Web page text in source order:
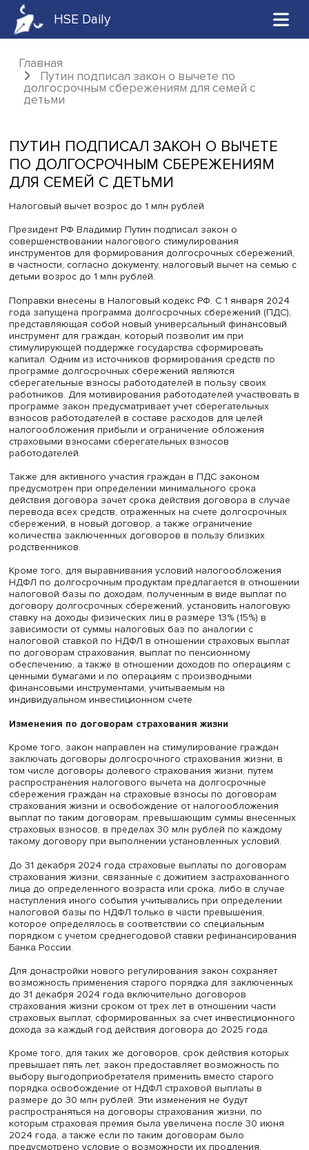
HSE Daily
Главная
Путин подписал закон о вычете по
долгосрочным сбережениям для семей с
ПУТИН ПОДПИСАЛ ЗАКОН О
ПО ДОЛГОСРОЧНЫМ
ДЛЯ СЕМЕЙ С ДЕТЬМИ
Налоговый вычет возрос до 1 млн рублей
Президент РФ Владимир Путин подписал закон о
совершенствовании налогового стимулирования
в частности, согласно документу, налоговый вычет на
детьми возрос до 1 млн рублей.
Поправки внесены в Налоговый кодекс РФ. С 1 января
года запущена программа долгосрочных сбережений
представляющая собой новый универсальный
инструмент для граждан, который позволит им при
стимулирующей поддержке государства сформировать
капитал. Одним из источников формирования средств
программе долгосрочных сбережений являются
сберегательные взносы работодателей в пользу своих
работников. Для мотивирования работодателей
взносов работодателей в составе расходов для целей
налогообложения прибыли и ограничение обложения
страховыми взносами сберегательных взносов
работодателей.
Также для активного участия граждан в ПДС законом
действия договора зачет срока действия договора в
перевода всех средств, отраженных на счете
сбережений, в новый договор, а также ограничение
количества заключенных договоров в пользу близких
родственников.
Кроме того, для выравнивания условий
НДФЛ по долгосрочным продуктам предлагается в
налоговой базы по доходам, полученным в виде
договору долгосрочных сбережений, установить
зависимости от суммы налоговых баз по аналогии с
по договорам страхования, выплат по пенсионному
обеспечению, а также в отношении доходов по
ценными бумагами и по операциям с производными
финансовыми инструментами, учитываемым на
индивидуальном инвестиционном счете.
Изменения по договорам страхования жизни
Кроме того, закон направлен на стимулирование
заключать договоры долгосрочного страхования
том числе договоры долевого страхования жизни,
распространения налогового вычета на долгосрочные
сбережения граждан на страховые взносы по
страхования жизни и освобождение от
выплат по таким договорам, превышающим суммы
страховых взносов, в пределах 30 млн рублей по
такому договору при выполнении установленных
До 31 декабря 2024 года страховые выплаты по
страхования жизни, связанные с дожитием
лица до определенного возраста или срока, либо в
наступления иного события учитывались при
налоговой базы по НДФЛ только в части превышения,
которое определялось в соответствии со специальным
порядком с учетом среднегодовой ставки
Банка России.
Для донастройки нового регулирования закон
возможность применения старого порядка для
до 31 декабря 2024 года включительно договоров